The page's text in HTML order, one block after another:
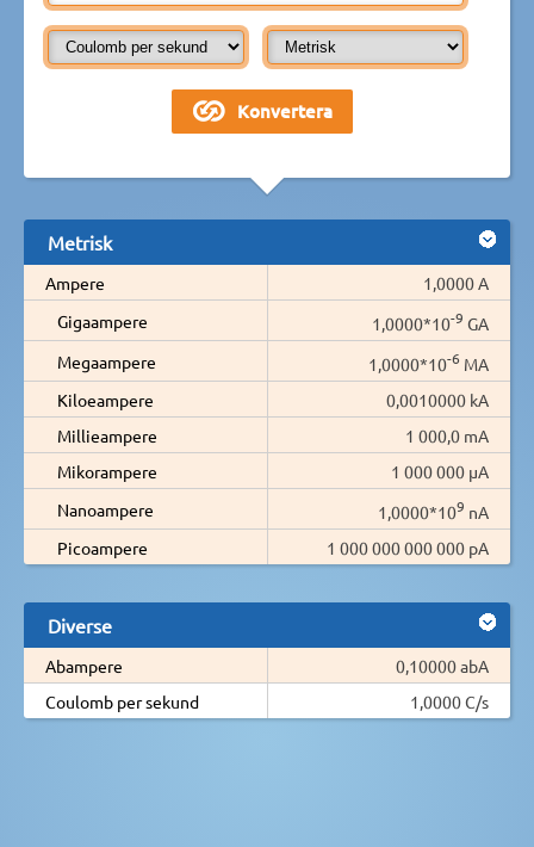
Metrisk
Ampere
1,0000 A
Gigaampere
1,0000*10-9 GA
Megaampere
1,0000*10-6 MA
Kiloeampere
0,0010000 kA
Millieampere
1 000,0 mA
Mikorampere
1 000 000 µA
Nanoampere
1,0000*109 nA
Picoampere
1 000 000 000 000 pA
Diverse
Abampere
0,10000 abA
Coulomb per sekund
1,0000 C/s